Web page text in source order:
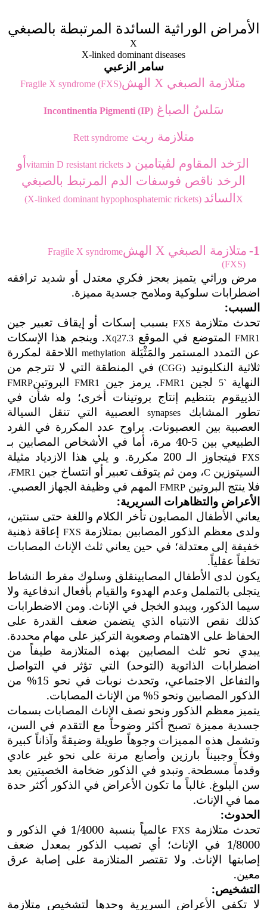
الأمراض الوراثية السائدة المرتبطة بالصبغي
X
X-linked dominant diseases
سامر الزعبي
متلازمة الصبغي X الهشFragile X syndrome (FXS)
سَلسُ الصباغIncontinentia Pigmenti (IP)
متلازمة ريتRett syndrome
الرَخد المقاوم لڤيتامين د vitamin D resistant ricketsأو
الرخد ناقص فوسفات الدم المرتبط بالصبغي
Xالسائد (X-linked dominant hypophosphatemic rickets)
1- متلازمة الصبغي XالهشFragile X syndrome
(FXS)
مرض وراثي يتميز بعجز فكري معتدل أو شديد ترافقه
اضطرابات سلوكية وملامح جسدية مميزة.
السبب:
تحدث متلازمة FXS بسبب إسكات أو إيقاف تعبير جين
FMR1 المتوضع في الموقع Xq27.3. وينجم هذا الإسكات
عن التمدد المستمر والمَثْيَلة methylation اللاحقة لمكررة
ثلاثية النكليوتيد (CGG) في المنطقة التي لا تترجم من
النهاية
5` لجين FMR1
. يرمز جين FMR1 البروتينFMRP
الذييقوم بتنظيم إنتاج بروتينات أخرى؛ وله شأن في
تطور المشابك
synapses العصبية التي تنقل السيالة
العصبية بين العصبونات. يراوح عدد المكررة في الفرد
الطبيعي بين 5-40 مرة، أما في الأشخاص المصابين بـ
FXS
فيتجاوز الـ 200 مكررة. و يلي هذا الازدياد مثيلة
السيتوزين C، ومن ثم يتوقف تعبير أو انتساخ جين FMR1،
فلا ينتج البروتين FMRP المهم في وظيفة الجهاز العصبي.
الأعراض والتظاهرات السريرية:
يعاني الأطفال المصابون تأخر الكلام واللغة حتى سنتين،
ولدى معظم الذكور المصابين بمتلازمة FXS إعاقة ذهنية
خفيفة إلى معتدلة؛ في حين يعاني ثلث الإناث المصابات
تخلفاً عقلياً.
يكون لدى الأطفال المصابينقلق وسلوك مفرط النشاط
يتجلى بالتململ وعدم الهدوء والقيام بأفعال اندفاعية ولا
سيما الذكور، ويبدو الخجل في الإناث. ومن الاضطرابات
كذلك نقص الانتباه الذي يتضمن ضعف القدرة على
الحفاظ على الاهتمام وصعوبة التركيز على مهام محددة.
يبدي نحو ثلث المصابين بهذه المتلازمة طيفاً من
اضطرابات الذاتوية (التوحد) التي تؤثر في التواصل
والتفاعل الاجتماعي، وتحدث نوبات في نحو 15% من
الذكور المصابين ونحو 5% من الإناث المصابات
.
يتميز معظم الذكور ونحو نصف الإناث المصابات بسمات
جسدية مميزة تصبح أكثر وضوحاً مع التقدم في السن،
وتشمل هذه المميزات وجوهاً طويلة وضيقةً وآذاناً كبيرة
وفكاً وجبيناً بارزين وأصابع مرنة على نحو غير عادي
وقدماً مسطحة. وتبدو في الذكور ضخامة الخصيتين بعد
سن البلوغ. غالباً ما تكون الأعراض في الذكور أكثر حدة
مما في الإناث.
الحدوث:
تحدث متلازمة FXS عالمياً
بنسبة 1/4000 في الذكور و
1/8000 في الإناث؛ أي تصيب الذكور بمعدل ضعف
إصابتها الإناث. ولا تقتصر المتلازمة على إصابة عرق
معين.
التشخيص:
لا تكفي الأعراض السريرية وحدها لتشخيص متلازمة